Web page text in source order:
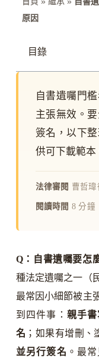
原因
目錄
自書遺囑門
主張無效。
簽名，以下
供可下載範本
法律審閱 曹哲瑋
閱讀時間 8 分鐘
Q：自書遺囑要怎
種法定遺囑之一（
最常因小細節被主
到四件事： 親手
名 ；如果有增刪、
並另行簽名 。最